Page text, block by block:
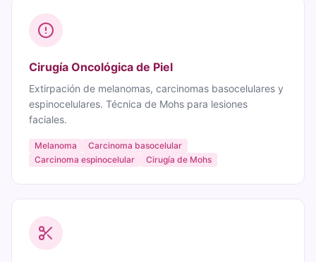
Cirugía Oncológica de Piel
Extirpación de melanomas, carcinomas basocelulares y
espinocelulares. Técnica de Mohs para lesiones
faciales.
Melanoma
Carcinoma basocelular
Carcinoma espinocelular
Cirugía de Mohs